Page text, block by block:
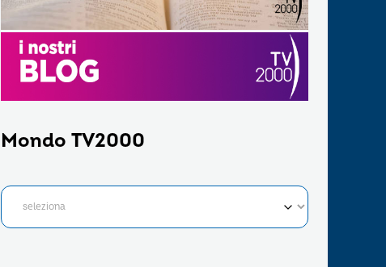
Mondo TV2000